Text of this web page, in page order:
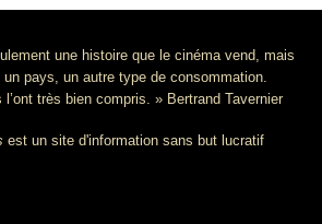
une histoire que le cinéma vend, mais
pays, un autre type de consommation.
très bien compris. » Bertrand Tavernier
est un site d'information sans but lucratif